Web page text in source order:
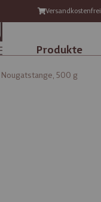
Produkte
500 g